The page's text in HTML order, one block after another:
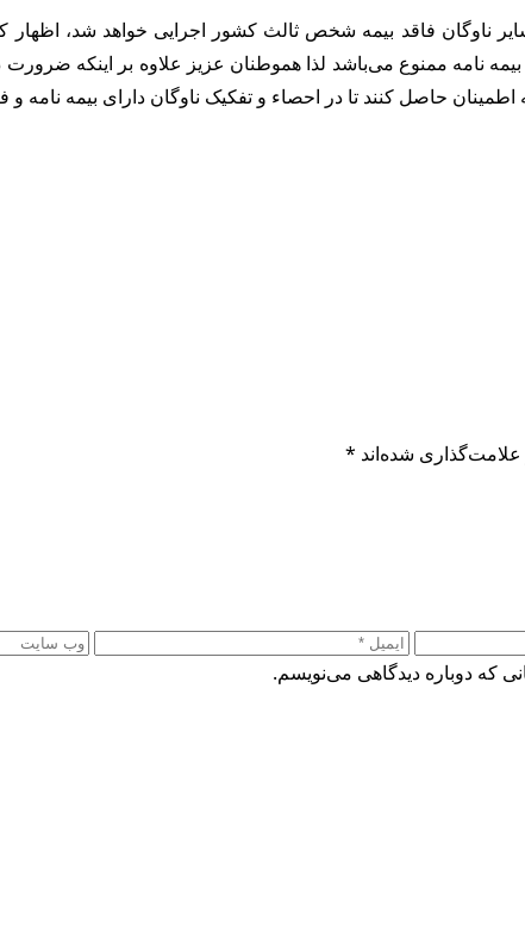
سایر ناوگان فاقد بیمه شخص ثالث کشور اجرایی خواهد شد،
نامه ممنوع می‌باشد لذا هموطنان عزیز علاوه بر اینکه
حاصل کنند تا در احصاء و تفکیک ناوگان دارای بیمه نامه و
شده‌اند *
که دوباره دیدگاهی می‌نویسم.